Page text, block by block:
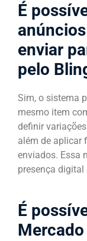
É
enviar
pelo
Sim, o sistema
mesmo item
definir
além de aplicar
enviados. Essa
presença digital
É